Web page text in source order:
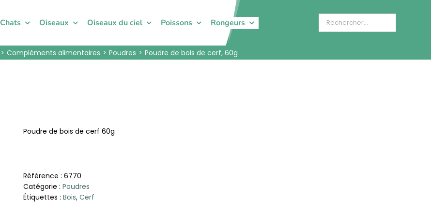
Chats Oiseaux Oiseaux du ciel Poissons Rongeurs
Compléments alimentaires Poudres Poudre de bois de cerf, 60g
Poudre de bois de cerf 60g
Référence : 6770
Catégorie : Poudres
Étiquettes : Bois, Cerf